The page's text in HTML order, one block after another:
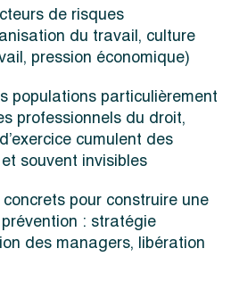
de risques
du travail, culture
pression économique)
populations particulièrement
professionnels du droit,
cumulent des
souvent invisibles
pour construire une
: stratégie
des managers, libération